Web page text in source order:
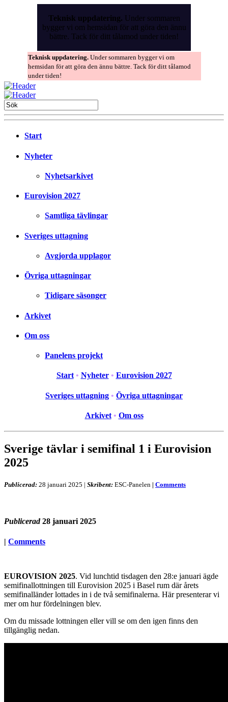
Teknisk uppdatering. Under sommaren
bygger vi om hemsidan för att göra den ännu
bättre. Tack för ditt tålamod under tiden!
Teknisk uppdatering. Under sommaren bygger vi om
hemsidan för att göra den ännu bättre. Tack för ditt tålamod
under tiden!
Start
Nyheter
Nyhetsarkivet
Eurovision 2027
Samtliga tävlingar
Sveriges uttagning
Avgjorda upplagor
Övriga uttagningar
Tidigare säsonger
Arkivet
Om oss
Panelens projekt
Start • Nyheter • Eurovision 2027
Sveriges uttagning • Övriga uttagningar
Arkivet • Om oss
Sverige tävlar i semifinal 1 i Eurovision
2025
Publicerad: 28 januari 2025 | Skribent: ESC-Panelen | Comments
Publicerad 28 januari 2025
| Comments
EUROVISION 2025. Vid lunchtid tisdagen den 28:e januari ägde
semifinallottningen till Eurovision 2025 i Basel rum där årets
semifinalländer lottades in i de två semifinalerna. Här presenterar vi
mer om hur fördelningen blev.
Om du missade lottningen eller vill se om den igen finns den
tillgänglig nedan.